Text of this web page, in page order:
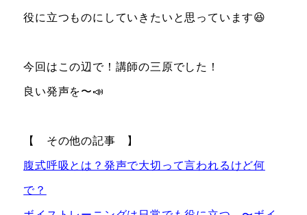
役に立つものにしていきたいと思っています😆
今回はこの辺で！講師の三原でした！
良い発声を〜📣
【 その他の記事 】
腹式呼吸とは？発声で大切って言われるけど何
で？